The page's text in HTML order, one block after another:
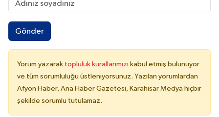
Gönder
Yorum yazarak topluluk kurallarımızı kabul etmiş bulunuyor
ve tüm sorumluluğu üstleniyorsunuz. Yazılan yorumlardan
Afyon Haber, Ana Haber Gazetesi, Karahisar Medya hiçbir
şekilde sorumlu tutulamaz.